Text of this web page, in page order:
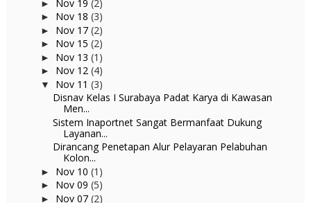
► Nov 19 (2)
► Nov 18 (3)
► Nov 17 (2)
► Nov 15 (2)
► Nov 13 (1)
► Nov 12 (4)
▼ Nov 11 (3)
Disnav Kelas I Surabaya Padat Karya di Kawasan
Men...
Sistem Inaportnet Sangat Bermanfaat Dukung
Layanan...
Dirancang Penetapan Alur Pelayaran Pelabuhan
Kolon...
► Nov 10 (1)
► Nov 09 (5)
► Nov 07 (2)